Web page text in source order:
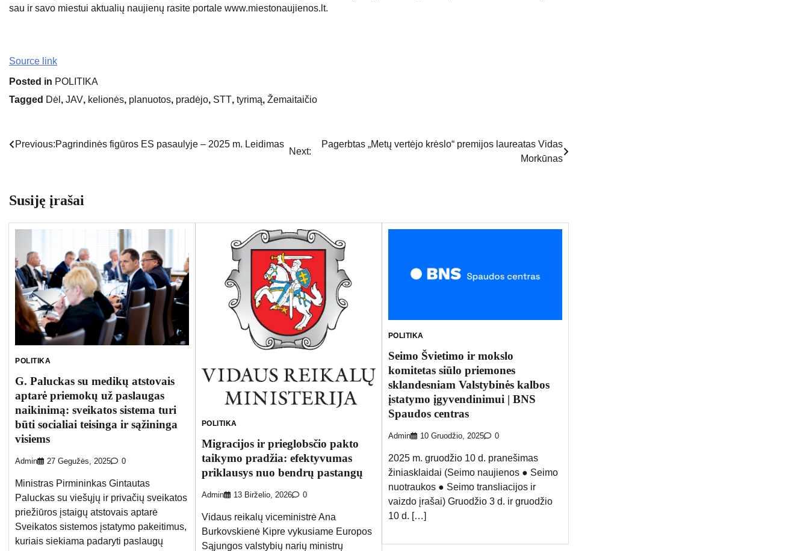
sau ir savo miestui aktualių naujienų rasite portale www.miestonaujienos.lt.
Source link
Posted in POLITIKA
Tagged Dėl , JAV, kelionės, planuotos, pradėjo, STT, tyrimą, Žemaitaičio
Navigacija
Previous:Pagrindinės figūros ES pasaulyje – 2025 m. Leidimas
Next:
Pagerbtas „Metų vertėjo krėslo“ premijos laureatas Vidas
Morkūnas
Susiję įrašai
POLITIKA
G. Paluckas su medikų atstovais
aptarė priemokų už paslaugas
naikinimą: sveikatos sistema turi
būti socialiai teisinga ir sąžininga
visiems
Admin 27 Gegužės, 2025 0
Ministras Pirmininkas Gintautas
Paluckas su viešųjų ir privačių sveikatos
priežiūros įstaigų atstovais aptarė
Sveikatos sistemos įstatymo pakeitimus,
kuriais siekiama padaryti paslaugų
POLITIKA
Migracijos ir prieglobsčio pakto
taikymo pradžia: efektyvumas
priklausys nuo bendrų pastangų
Admin 13 Birželio, 2026 0
Vidaus reikalų viceministrė Ana
Burkovskienė Kipre vykusiame Europos
Sąjungos valstybių narių ministrų
POLITIKA
Seimo Švietimo ir mokslo
komitetas siūlo priemones
sklandesniam Valstybinės kalbos
įstatymo įgyvendinimui | BNS
Spaudos centras
Admin 10 Gruodžio, 2025 0
2025 m. gruodžio 10 d. pranešimas
žiniasklaidai (Seimo naujienos ● Seimo
nuotraukos ● Seimo transliacijos ir
vaizdo įrašai) Gruodžio 3 d. ir gruodžio
10 d. […]